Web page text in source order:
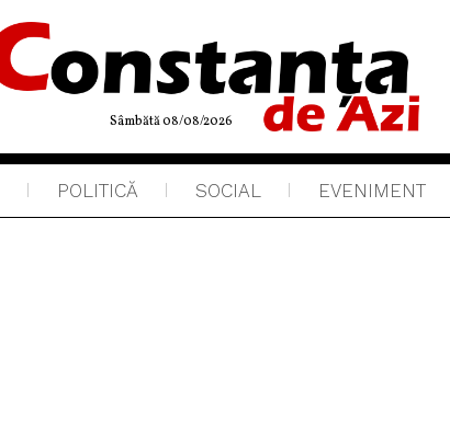
Sâmbătă 08/08/2026
POLITICĂ SOCIAL EVENIMENT